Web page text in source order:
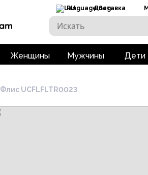
RU Доставка
Женщины Мужчины Дети
Флис UCFLFLTR0023